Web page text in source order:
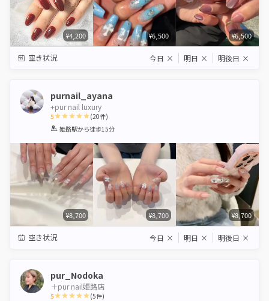
¥4,200 ¥6,500 ¥6,500
空き状況 今日 × 明日 × 明後日 ×
purnail_ayana
+pur nail luxury
5
1 2 3 4 5
(20件)
姫路駅から徒歩15分
¥8,700 ¥8,700 ¥8,700
空き状況 今日 × 明日 × 明後日 ×
pur_Nodoka
＋pur nail姫路店
5 (5件)